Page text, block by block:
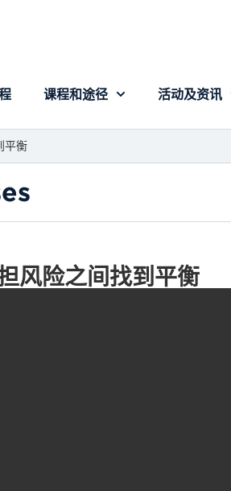
课程和途径 活动及资讯
平衡
风险之间找到平衡